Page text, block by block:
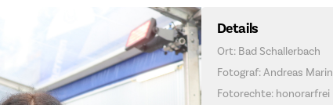
Details
Ort: Bad Schallerbach
Fotograf: Andreas
Fotorechte: honorarfrei